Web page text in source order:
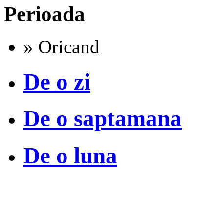
Perioada
» Oricand
De o zi
De o saptamana
De o luna